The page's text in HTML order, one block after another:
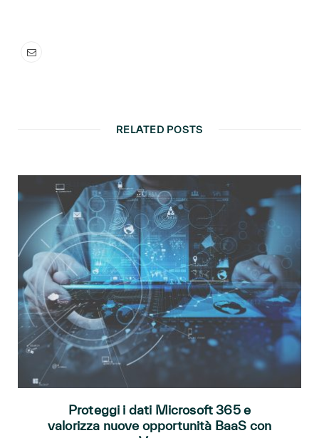
RELATED POSTS
Proteggi i dati Microsoft 365 e
valorizza nuove opportunità BaaS con